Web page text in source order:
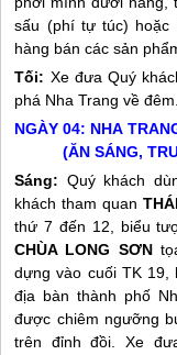
sấu (phí tự túc) hoặc
hàng bán các sản
Tối: Xe đưa Quý
phá Nha Trang về đêm..
NGÀY 04: NHA
(ĂN SÁNG,
Sáng: Quý khách
khách tham quan
thứ 7 đến 12, biểu
CHÙA LONG SƠN
dựng vào cuối TK 19,
địa bàn thành phố
được chiêm ngưỡng
trên đỉnh đồi. Xe